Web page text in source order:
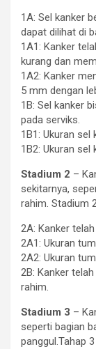
1A: Sel kanker
dapat dilihat di
1A1: Kanker
kurang dan
1A2: Kanker
5 mm dengan
1B: Sel kanker
pada serviks.
1B1: Ukuran sel
1B2: Ukuran sel
Stadium 2 –
sekitarnya,
rahim. Stadium
2A: Kanker
2A1: Ukuran
2A2: Ukuran
2B: Kanker
rahim.
Stadium 3 –
seperti bagian
panggul.Tahap